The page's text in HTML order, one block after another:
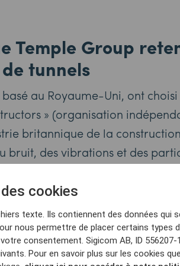
Temple Group
tunnels
au Royaume-Uni, ont
» (organisation
britannique de la
bruit, des vibrations et des
« Northern Line » à Londres.
projet.
soutiendra 25 000
Deux nouvelles stations, à
être achevées en 2020.
cookies
texte. Ils contiennent des données qui
nous permettre de placer certains types
consentement. Sigicom AB, ID 556207-
Pour en savoir plus sur les cookies